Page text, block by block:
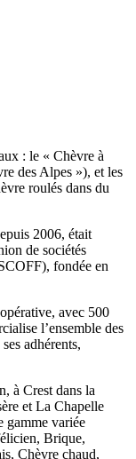
: le « Chèvre à
des Alpes »), et les
roulés dans du
2006, était
de sociétés
fondée en
avec 500
l’ensemble des
adhérents,
à Crest dans la
et La Chapelle
gamme variée
Brique,
Chèvre chaud,